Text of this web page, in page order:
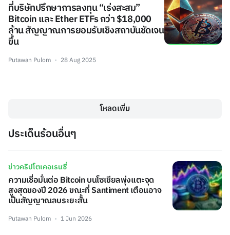
ที่บริษัทปรึกษาการลงทุน “เร่งสะสม”
Bitcoin และ Ether ETFs กว่า $18,000
ล้าน สัญญาณการยอมรับเชิงสถาบันชัดเจน
ขึ้น
Putawan Pulom 28 Aug 2025
โหลดเพิ่ม
ประเด็นร้อนอื่นๆ
ข่าวคริปโตเคอเรนซี่
ความเชื่อมั่นต่อ Bitcoin บนโซเชียลพุ่งแตะจุด
สูงสุดของปี 2026 ขณะที่ Santiment เตือนอาจ
เป็นสัญญาณลบระยะสั้น
Putawan Pulom 1 Jun 2026